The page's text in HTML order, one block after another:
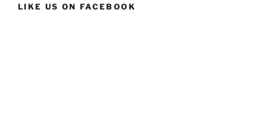
LIKE US ON FACEBOOK